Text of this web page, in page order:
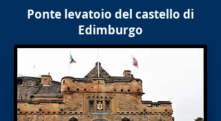
Ponte levatoio del castello di
Edimburgo